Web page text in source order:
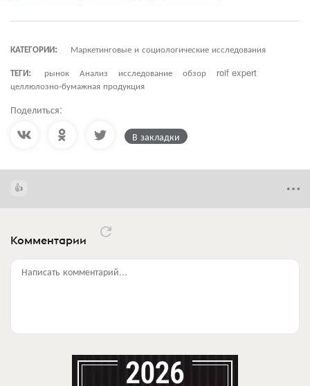
КАТЕГОРИИ:
Маркетинговые и социологические исследования
ТЕГИ:
рынок Анализ исследование обзор
roif expert
целлюлозно-бумажная продукция
Поделиться:
В закладки
Комментарии
Написать комментарий...